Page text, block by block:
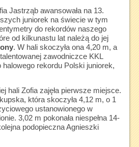
Jastrząb awansowała na 13.
juniorek na świecie w tym
do rekordów naszego
od kilkunastu lat należą do jej
. W hali skoczyła ona 4,20 m, a
zawodniczce KKL
halowego rekordu Polski juniorek,
hali Zofia zajęła pierwsze miejsce.
która skoczyła 4,12 m, o 1
ustanowionego w
3,02 m pokonała niespełna 14-
podopieczna Agnieszki